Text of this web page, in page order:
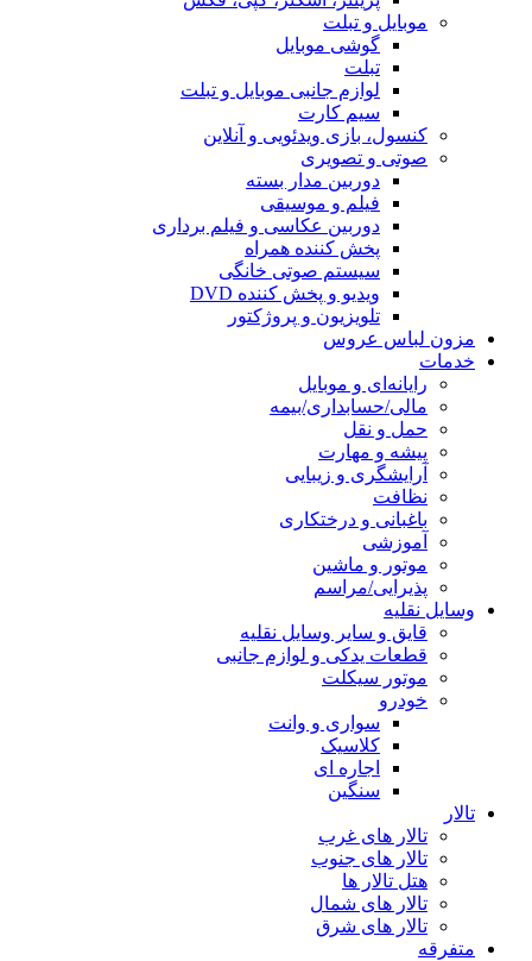
موبایل و تبلت
گوشی موبایل
تبلت
لوازم جانبی موبایل و تبلت
سیم کارت
کنسول، بازی‌ ویدئویی و آنلاین
صوتی و تصویری
دوربین مدار بسته
فیلم و موسیقی
دوربین عکاسی و فیلم برداری
پخش کننده همراه
سیستم صوتی خانگی
ویدیو و پخش کننده DVD
تلویزیون و پروژکتور
مزون لباس عروس
خدمات
رایانه‌ای و موبایل
مالی/حسابداری/بیمه
حمل و نقل
پیشه و مهارت
آرایشگری و زیبایی
نظافت
باغبانی و درختکاری
آموزشی
موتور و ماشین
پذیرایی/مراسم
وسایل نقلیه
قایق و سایر وسایل نقلیه
قطعات یدکی و لوازم جانبی
موتور سیکلت
خودرو
سواری و وانت
کلاسیک
اجاره ای
سنگین
تالار
تالار های غرب
تالار های جنوب
هتل تالار ها
تالار های شمال
تالار های شرق
متفرقه